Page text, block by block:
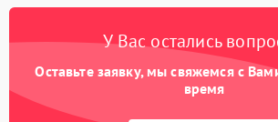
У Вас остались
Оставьте заявку, мы свяжемся с
время